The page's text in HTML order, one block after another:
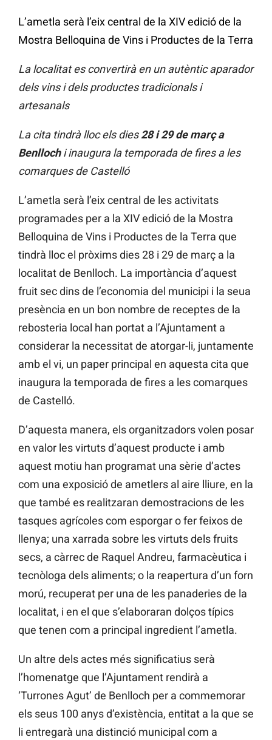
L’ametla serà l’eix central de la XIV edició de la
Mostra Belloquina de Vins i Productes de la Terra
La localitat es convertirà en un autèntic aparador
dels vins i dels productes tradicionals i
artesanals
La cita tindrà lloc els dies28 i 29 de març a
Benllochi inaugura la temporada de fires a les
comarques de Castelló
L’ametla serà l’eix central de les activitats
programades per a la XIV edició de la Mostra
Belloquina de Vins i Productes de la Terra que
tindrà lloc el pròxims dies 28 i 29 de març a la
localitat de Benlloch. La importància d’aquest
fruit sec dins de l’economia del municipi i la seua
presència en un bon nombre de receptes de la
rebosteria local han portat a l’Ajuntament a
considerar la necessitat de atorgar-li, juntamente
amb el vi, un paper principal en aquesta cita que
inaugura la temporada de fires a les comarques
de Castelló.
D’aquesta manera, els organitzadors volen posar
en valor les virtuts d’aquest producte i amb
aquest motiu han programat una sèrie d’actes
com una exposició de ametlers al aire lliure, en la
que també es realitzaran demostracions de les
tasques agrícoles com esporgar o fer feixos de
llenya; una xarrada sobre les virtuts dels fruits
secs, a càrrec de Raquel Andreu, farmacèutica i
tecnòloga dels aliments; o la reapertura d’un forn
morú, recuperat per una de les panaderies de la
localitat, i en el que s’elaboraran dolços típics
que tenen com a principal ingredient l’ametla.
Un altre dels actes més significatius serà
l’homenatge que l’Ajuntament rendirà a
‘Turrones Agut’ de Benlloch per a commemorar
els seus 100 anys d’existència, entitat a la que se
li entregarà una distinció municipal com a